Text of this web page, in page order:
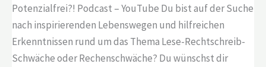
Potenzialfrei?! Podcast – YouTube Du bist auf der Suche
nach inspirierenden Lebenswegen und hilfreichen
Erkenntnissen rund um das Thema Lese-Rechtschreib-
Schwäche oder Rechenschwäche? Du wünschst dir